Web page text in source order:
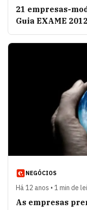
21 empresas-
Guia EXAME 2012
NEGÓCIOS
Há 12 anos • 1 min de
As empresas